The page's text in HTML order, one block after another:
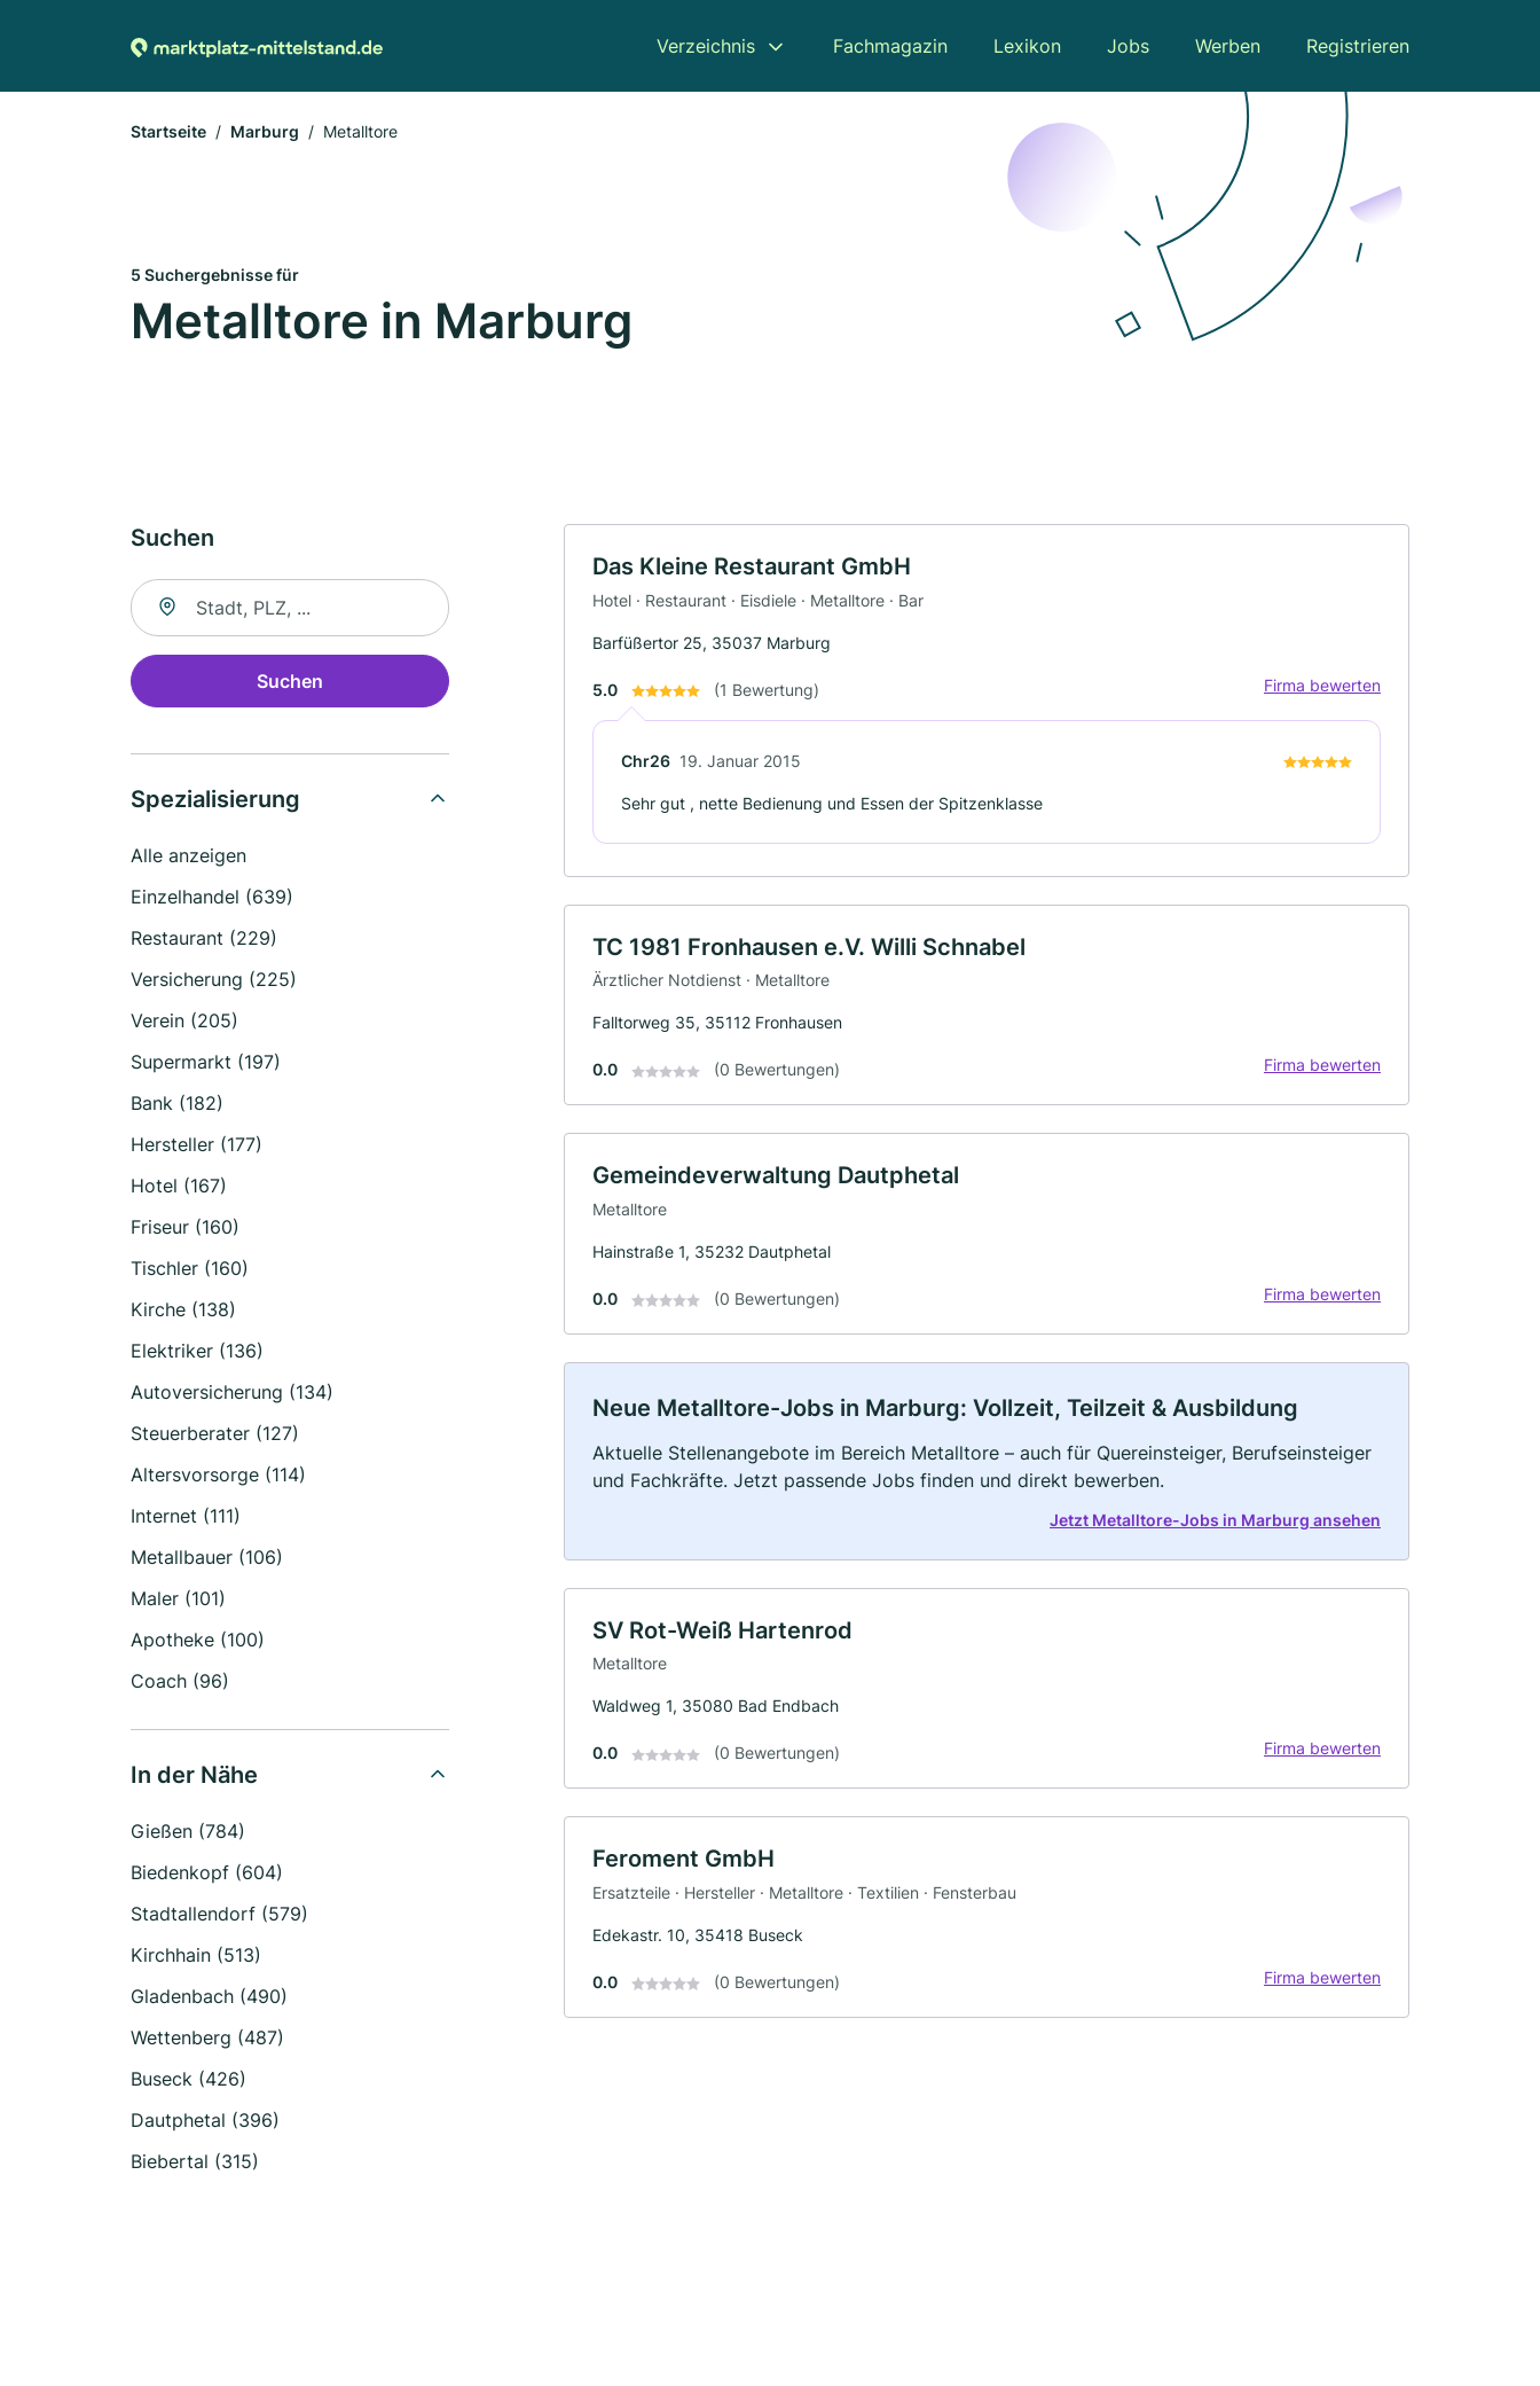
Verzeichnis Fachmagazin Lexikon Jobs Werben Registrieren
Startseite Marburg Metalltore
5 Suchergebnisse für
Metalltore in Marburg
Suchen
Suche nach Ort
Suchen
Spezialisierung
Alle anzeigen
Einzelhandel (639)
Restaurant (229)
Versicherung (225)
Verein (205)
Supermarkt (197)
Bank (182)
Hersteller (177)
Hotel (167)
Friseur (160)
Tischler (160)
Kirche (138)
Elektriker (136)
Autoversicherung (134)
Steuerberater (127)
Altersvorsorge (114)
Internet (111)
Metallbauer (106)
Maler (101)
Apotheke (100)
Coach (96)
In der Nähe
Gießen (784)
Biedenkopf (604)
Stadtallendorf (579)
Kirchhain (513)
Gladenbach (490)
Wettenberg (487)
Buseck (426)
Dautphetal (396)
Biebertal (315)
Das Kleine Restaurant GmbH
Hotel · Restaurant · Eisdiele · Metalltore · Bar
Barfüßertor 25, 35037 Marburg
5.0 (1 Bewertung) Firma bewerten
Chr26 19. Januar 2015
Sehr gut , nette Bedienung und Essen der Spitzenklasse
TC 1981 Fronhausen e.V. Willi Schnabel
Ärztlicher Notdienst · Metalltore
Falltorweg 35, 35112 Fronhausen
0.0 (0 Bewertungen) Firma bewerten
Gemeindeverwaltung Dautphetal
Metalltore
Hainstraße 1, 35232 Dautphetal
0.0 (0 Bewertungen) Firma bewerten
Neue Metalltore-Jobs in Marburg: Vollzeit, Teilzeit & Ausbildung
Aktuelle Stellenangebote im Bereich Metalltore – auch für Quereinsteiger, Berufseinsteiger
und Fachkräfte. Jetzt passende Jobs finden und direkt bewerben.
Jetzt Metalltore-Jobs in Marburg ansehen
SV Rot-Weiß Hartenrod
Metalltore
Waldweg 1, 35080 Bad Endbach
0.0 (0 Bewertungen) Firma bewerten
Feroment GmbH
Ersatzteile · Hersteller · Metalltore · Textilien · Fensterbau
Edekastr. 10, 35418 Buseck
0.0 (0 Bewertungen) Firma bewerten